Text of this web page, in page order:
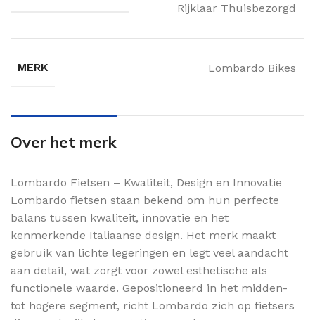
Rijklaar Thuisbezorgd
MERK Lombardo Bikes
Over het merk
Lombardo Fietsen – Kwaliteit, Design en Innovatie
Lombardo fietsen staan bekend om hun perfecte
balans tussen kwaliteit, innovatie en het
kenmerkende Italiaanse design. Het merk maakt
gebruik van lichte legeringen en legt veel aandacht
aan detail, wat zorgt voor zowel esthetische als
functionele waarde. Gepositioneerd in het midden-
tot hogere segment, richt Lombardo zich op fietsers